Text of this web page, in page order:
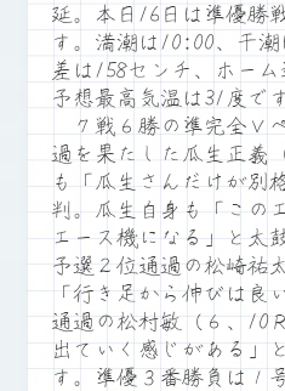
延。本日16日は準優勝
す。満潮は10:00、干
差は158センチ、ホー
予想最高気温は31度で
７戦６勝の準完全Ｖ
過を果たした瓜生正義
も「瓜生さんだけが別
判。瓜生自身も「この
エース機になる」と太
予選２位通過の松崎祐
「行き足から伸びは良
通過の松村敏（６、10
出ていく感じがある」
す。準優３番勝負は１